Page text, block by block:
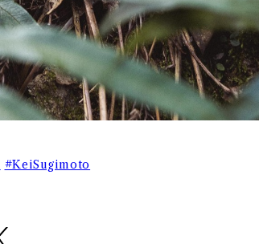
#KeiSugimoto